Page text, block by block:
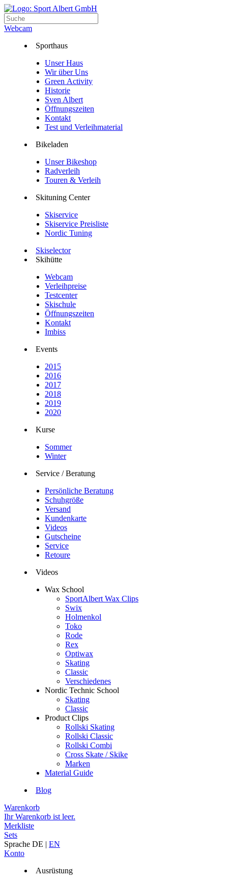
Webcam
Sporthaus
Unser Haus
Wir über Uns
Green Activity
Historie
Sven Albert
Öffnungszeiten
Kontakt
Test und Verleihmaterial
Bikeladen
Unser Bikeshop
Radverleih
Touren & Verleih
Skituning Center
Skiservice
Skiservice Preisliste
Nordic Tuning
Skiselector
Skihütte
Webcam
Verleihpreise
Testcenter
Skischule
Öffnungszeiten
Kontakt
Imbiss
Events
2015
2016
2017
2018
2019
2020
Kurse
Sommer
Winter
Service / Beratung
Persönliche Beratung
Schuhgröße
Versand
Kundenkarte
Videos
Gutscheine
Service
Retoure
Videos
Wax School
SportAlbert Wax Clips
Swix
Holmenkol
Toko
Rode
Rex
Optiwax
Skating
Classic
Verschiedenes
Nordic Technic School
Skating
Classic
Product Clips
Rollski Skating
Rollski Classic
Rollski Combi
Cross Skate / Skike
Marken
Material Guide
Blog
Warenkorb
Ihr Warenkorb ist leer.
Merkliste
Sets
Sprache DE | EN
Konto
Ausrüstung